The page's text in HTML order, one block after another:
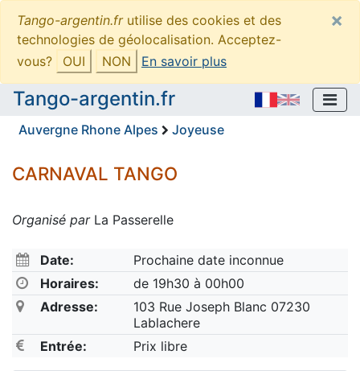
Tango-argentin.frutilise des cookies et des
technologies de géolocalisation. Acceptez-
vous?
OUI NON En savoir plus
×
Tango-argentin.fr
Auvergne Rhone Alpes Joyeuse
CARNAVAL TANGO
Organisé parLa Passerelle
Date:
Prochaine date inconnue
Horaires:
de 19h30 à 00h00
Adresse:
103 Rue Joseph Blanc 07230
Lablachere
Entrée:
Prix libre